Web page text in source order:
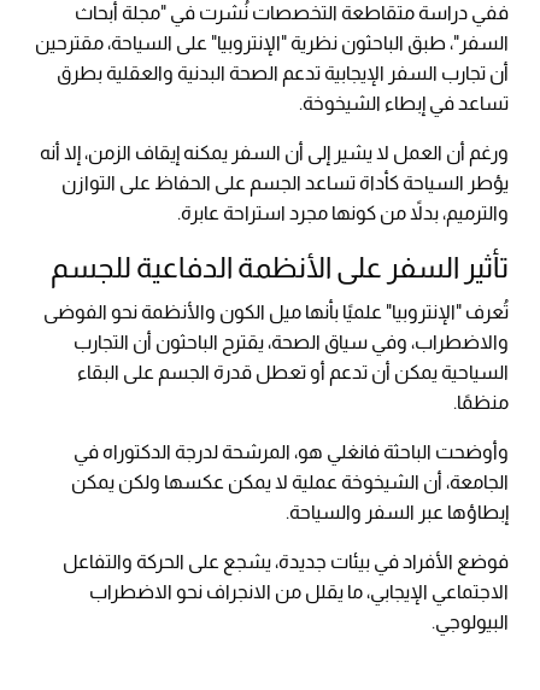
ففي دراسة متقاطعة التخصصات نُشرت في "مجلة أبحاث
السفر"، طبق الباحثون نظرية "الإنتروبيا" على السياحة، مقترحين
أن تجارب السفر الإيجابية تدعم الصحة البدنية والعقلية بطرق
تساعد في إبطاء الشيخوخة.
ورغم أن العمل لا يشير إلى أن السفر يمكنه إيقاف الزمن، إلا أنه
يؤطر السياحة كأداة تساعد الجسم على الحفاظ على التوازن
والترميم، بدلاً من كونها مجرد استراحة عابرة.
تأثير السفر على الأنظمة الدفاعية للجسم
تُعرف "الإنتروبيا" علميًا بأنها ميل الكون والأنظمة نحو الفوضى
والاضطراب، وفي سياق الصحة، يقترح الباحثون أن التجارب
السياحية يمكن أن تدعم أو تعطل قدرة الجسم على البقاء
منظمًا.
وأوضحت الباحثة فانغلي هو، المرشحة لدرجة الدكتوراه في
الجامعة، أن الشيخوخة عملية لا يمكن عكسها ولكن يمكن
إبطاؤها عبر السفر والسياحة.
فوضع الأفراد في بيئات جديدة، يشجع على الحركة والتفاعل
الاجتماعي الإيجابي، ما يقلل من الانجراف نحو الاضطراب
البيولوجي.